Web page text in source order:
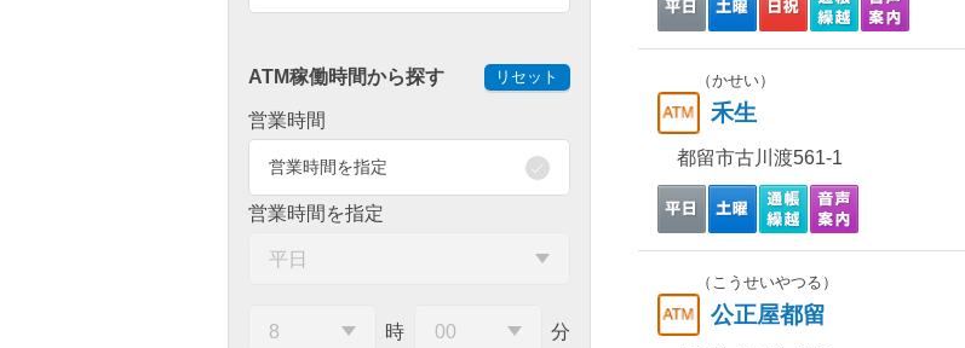
ATM稼働時間から探す リセット
営業時間
営業時間を指定
営業時間を指定
時 分
（かせい）
禾生
都留市古川渡561-1
（こうせいやつる）
公正屋都留